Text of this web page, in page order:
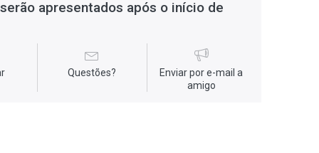
apresentados após o início de
Questões?
Enviar por e-mail a
amigo